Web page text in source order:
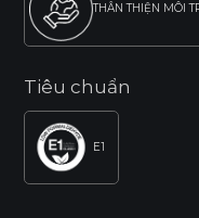
THÂN THIỆN MÔI
Tiêu chuẩn
E1